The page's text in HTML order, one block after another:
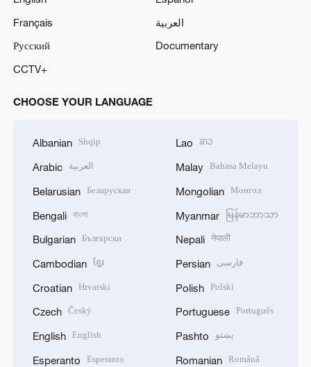
Français
العربية
Русский
Documentary
CCTV+
CHOOSE YOUR LANGUAGE
Albanian Shqip
Arabic العربية
Belarusian Беларуская
Bengali বাংলা
Bulgarian Български
Cambodian ខ្មែរ
Croatian Hrvatski
Czech Český
English English
Esperanto Esperanto
Lao ລາວ
Malay Bahasa Melayu
Mongolian Монгол
Myanmar မြန်မာဘာသာ
Nepali नेपाली
Persian فارسی
Polish Polski
Portuguese Português
Pashto پښتو
Romanian Română